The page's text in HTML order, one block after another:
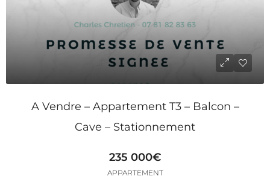
A Vendre – Appartement T3 – Balcon –
Cave – Stationnement
235 000€
APPARTEMENT